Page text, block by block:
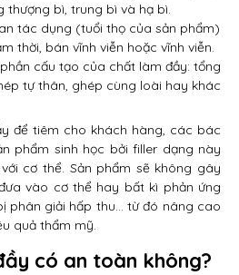
thượng bì, trung bì và hạ bì.
tác dụng (tuổi thọ của sản phẩm)
thời, bán vĩnh viễn hoặc vĩnh viễn.
cấu tạo của chất làm đầy: tổng
tự thân, ghép cùng loài hay khác
để tiêm cho khách hàng, các bác
phẩm sinh học bởi filler dạng này
cơ thể. Sản phẩm sẽ không gây
vào cơ thể hay bất kì phản ứng
phân giải hấp thu… từ đó nâng cao
quả thẩm mỹ.
có an toàn không?